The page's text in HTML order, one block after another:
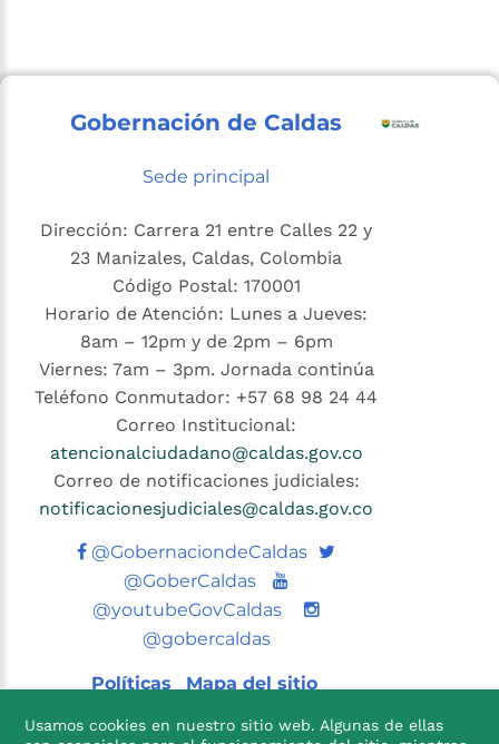
Gobernación de Caldas
Sede principal
Dirección: Carrera 21 entre Calles 22 y
23 Manizales, Caldas, Colombia
Código Postal: 170001
Horario de Atención: Lunes a Jueves:
8am – 12pm y de 2pm – 6pm
Viernes: 7am – 3pm. Jornada continúa
Teléfono Conmutador: +57 68 98 24 44
Correo Institucional:
atencionalciudadano@caldas.gov.co
Correo de notificaciones judiciales:
notificacionesjudiciales@caldas.gov.co
@GobernaciondeCaldas Twitter
@GoberCaldas
Youtube
@youtubeGovCaldas
@gobercaldas
Políticas Mapa del sitio
Usamos cookies en nuestro sitio web. Algunas de ellas